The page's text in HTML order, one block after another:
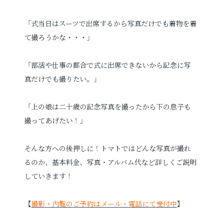
見学予約
撮影予約
お問い合わせ
TEL0285-20-5870
「式当日はスーツで出席するから写真だけでも着物を着
て撮ろうかな・・・」
「部活や仕事の都合で式に出席できないから記念に写
真だけでも撮りたい。」
「上の娘は二十歳の記念写真を撮ったから下の息子も
撮ってあげたい！」
そんな方への後押しに！トマトではどんな写真が撮れ
るのか、基本料金、写真・アルバム代など詳しくご説明
していきます！
【撮影・内覧のご予約はメール・電話にて受付中】